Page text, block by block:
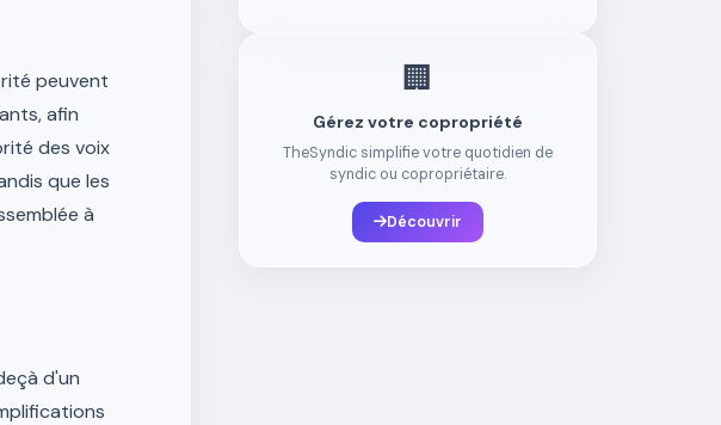
peuvent
afin
des voix
que les
à
d'un
🏢
Gérez votre copropriété
TheSyndic simplifie votre quotidien de
syndic ou copropriétaire.
Découvrir